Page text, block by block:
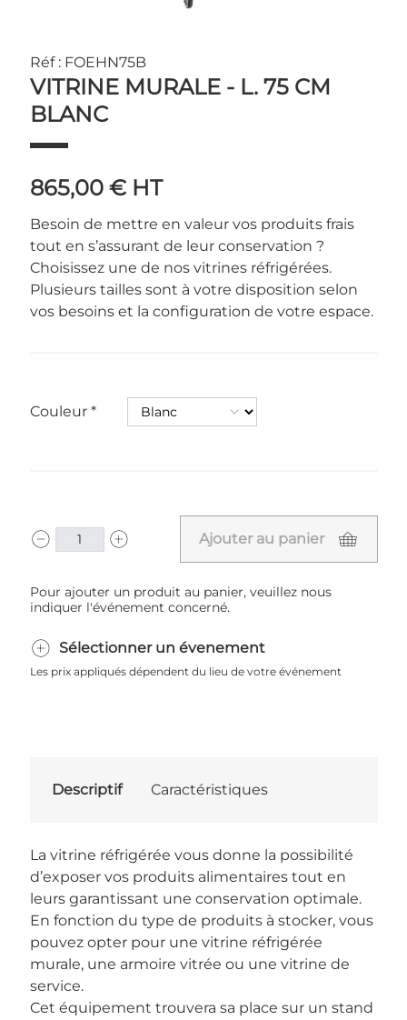
Réf : FOEHN75B
VITRINE MURALE - L. 75 CM
BLANC
865,00 € HT
Besoin de mettre en valeur vos produits frais
tout en s’assurant de leur conservation ?
Choisissez une de nos vitrines réfrigérées.
Plusieurs tailles sont à votre disposition selon
vos besoins et la configuration de votre espace.
Couleur
Ajouter au panier
Pour ajouter un produit au panier, veuillez nous
indiquer l'événement concerné.
Sélectionner un évenement
Les prix appliqués dépendent du lieu de votre événement
Descriptif Caractéristiques
La vitrine réfrigérée vous donne la possibilité
d’exposer vos produits alimentaires tout en
leurs garantissant une conservation optimale.
En fonction du type de produits à stocker, vous
pouvez opter pour une vitrine réfrigérée
murale, une armoire vitrée ou une vitrine de
service.
Cet équipement trouvera sa place sur un stand